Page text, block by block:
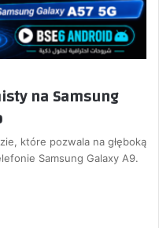
na Samsung
które pozwala na głęboką
Samsung Galaxy A9.